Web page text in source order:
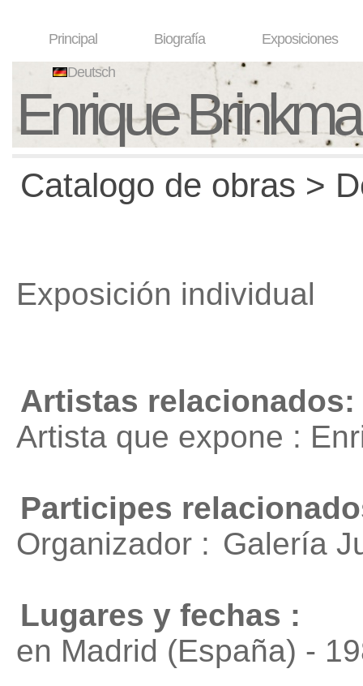
Principal Biografía Exposiciones
Deutsch
Enrique
Catalogo de obras >
Exposición individual
Artistas relacionados:
Artista que expone :
Participes
Organizador : Galería
Lugares y fechas :
en Madrid (España) -